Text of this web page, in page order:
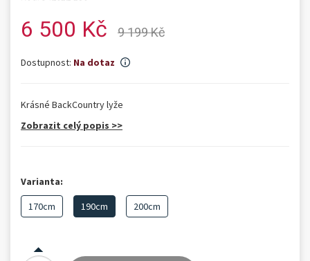
6 500 Kč 9 199 Kč
Dostupnost: Na dotaz
Krásné BackCountry lyže
Zobrazit celý popis >>
Varianta:
170cm
190cm 200cm